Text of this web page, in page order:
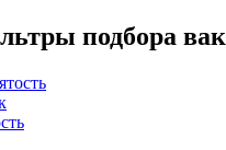
подбора